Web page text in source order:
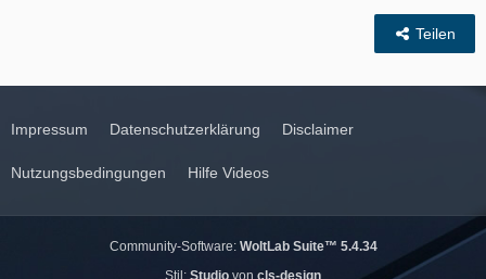
Teilen
Impressum Datenschutzerklärung Disclaimer
Nutzungsbedingungen Hilfe Videos
Community-Software: WoltLab Suite™ 5.4.34
Stil: Studio von cls-design